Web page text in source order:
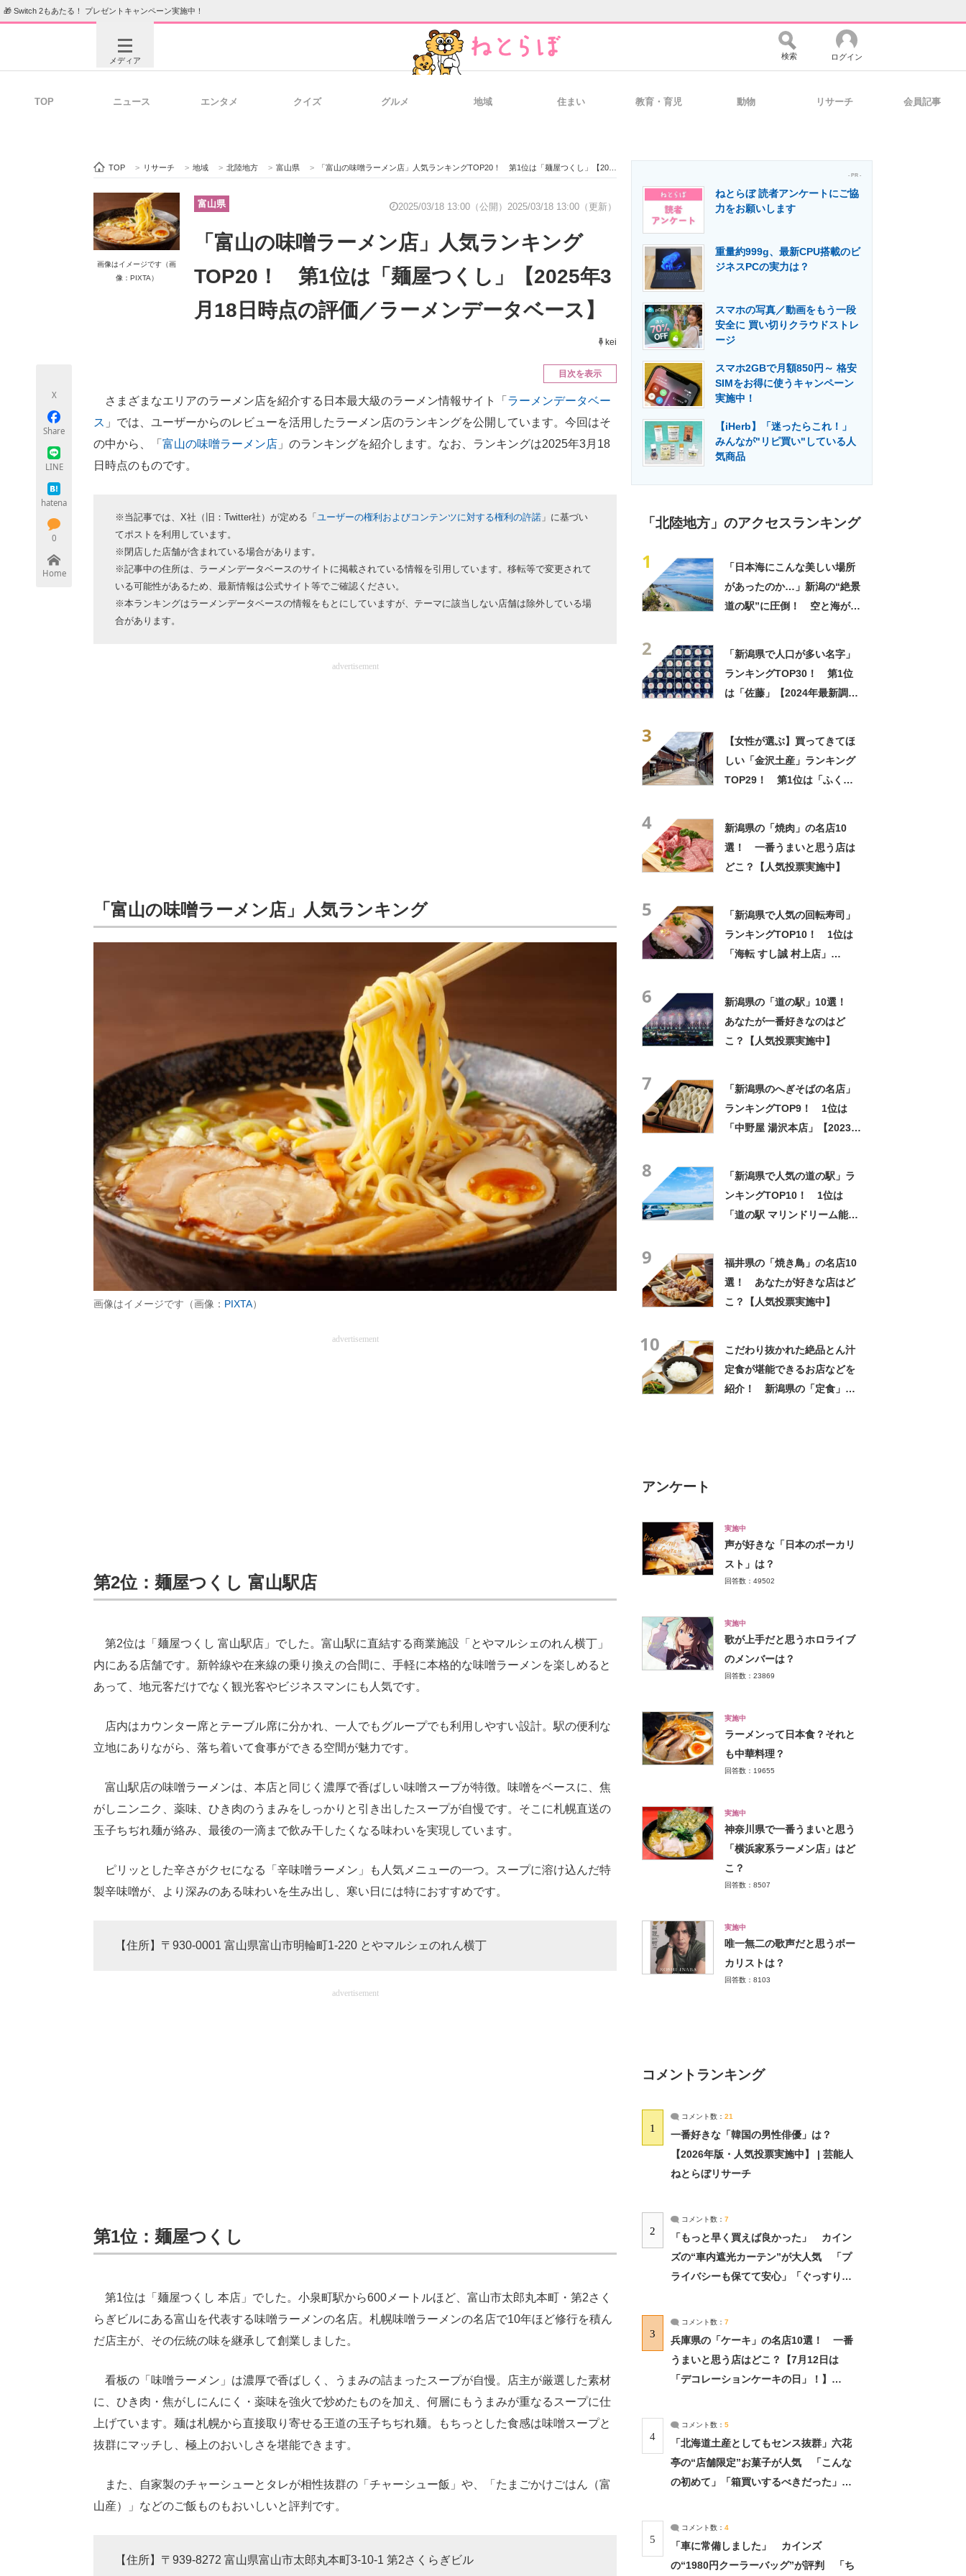
🎁 Switch 2もあたる！ プレゼントキャンペーン実施中！
メディア
ビジネスと働き方のヒント 経営リーダーのコミュニティ マーケ×ITの今がよく分かる
ITエンジニア向け専門サイト IT製品の技術・比較・事例 製造業のIT導入・活用を支援
エネルギーの専門メディア 建設×テクノロジーの最前線
ちょっと気になるネットの話題
検索 ログイン
TOP ニュース エンタメ クイズ グルメ 地域 住まい 教育・育児 動物 リサーチ 会員記事
TOP > リサーチ > 地域 > 北陸地方 > 富山県 > 「富山の味噌ラーメン店」人気ランキングTOP20！ 第1位は「麺屋つくし」【2025年3月18日時点の評価／ラーメンデータベース】
画像はイメージです（画
像：PIXTA）
富山県 2025/03/18 13:00（公開） 2025/03/18 13:00（更新）
「富山の味噌ラーメン店」人気ランキング
TOP20！ 第1位は「麺屋つくし」【2025年3
月18日時点の評価／ラーメンデータベース】
kei
X
Share
LINE
hatena
0
Home
目次を表示
さまざまなエリアのラーメン店を紹介する日本最大級のラーメン情報サイト「 ラーメンデータベー
ス 」では、ユーザーからのレビューを活用したラーメン店のランキングを公開しています。今回はそ
の中から、「 富山の味噌ラーメン店 」のランキングを紹介します。なお、ランキングは2025年3月18
日時点のものです。
※当記事では、X社（旧：Twitter社）が定める「 ユーザーの権利およびコンテンツに対する権利の許諾 」に基づい
てポストを利用しています。
※閉店した店舗が含まれている場合があります。
※記事中の住所は、ラーメンデータベースのサイトに掲載されている情報を引用しています。移転等で変更されて
いる可能性があるため、最新情報は公式サイト等でご確認ください。
※本ランキングはラーメンデータベースの情報をもとにしていますが、テーマに該当しない店舗は除外している場
合があります。
advertisement
「富山の味噌ラーメン店」人気ランキング
画像はイメージです（画像： PIXTA）
advertisement
第2位：麺屋つくし 富山駅店
第2位は「麺屋つくし 富山駅店」でした。富山駅に直結する商業施設「とやマルシェのれん横丁」
内にある店舗です。新幹線や在来線の乗り換えの合間に、手軽に本格的な味噌ラーメンを楽しめると
あって、地元客だけでなく観光客やビジネスマンにも人気です。
店内はカウンター席とテーブル席に分かれ、一人でもグループでも利用しやすい設計。駅の便利な
立地にありながら、落ち着いて食事ができる空間が魅力です。
富山駅店の味噌ラーメンは、本店と同じく濃厚で香ばしい味噌スープが特徴。味噌をベースに、焦
がしニンニク、薬味、ひき肉のうまみをしっかりと引き出したスープが自慢です。そこに札幌直送の
玉子ちぢれ麺が絡み、最後の一滴まで飲み干したくなる味わいを実現しています。
ピリッとした辛さがクセになる「辛味噌ラーメン」も人気メニューの一つ。スープに溶け込んだ特
製辛味噌が、より深みのある味わいを生み出し、寒い日には特におすすめです。
【住所】〒930-0001 富山県富山市明輪町1-220 とやマルシェのれん横丁
advertisement
第1位：麺屋つくし
第1位は「麺屋つくし 本店」でした。小泉町駅から600メートルほど、富山市太郎丸本町・第2さく
らぎビルにある富山を代表する味噌ラーメンの名店。札幌味噌ラーメンの名店で10年ほど修行を積ん
だ店主が、その伝統の味を継承して創業しました。
看板の「味噌ラーメン」は濃厚で香ばしく、うまみの詰まったスープが自慢。店主が厳選した素材
に、ひき肉・焦がしにんにく・薬味を強火で炒めたものを加え、何層にもうまみが重なるスープに仕
上げています。麺は札幌から直接取り寄せる王道の玉子ちぢれ麺。もちっとした食感は味噌スープと
抜群にマッチし、極上のおいしさを堪能できます。
また、自家製のチャーシューとタレが相性抜群の「チャーシュー飯」や、「たまごかけごはん（富
山産）」などのご飯ものもおいしいと評判です。
【住所】〒939-8272 富山県富山市太郎丸本町3-10-1 第2さくらぎビル
- PR -
ねとらぼ 読者アンケートにご協
力をお願いします
重量約999g、最新CPU搭載のビ
ジネスPCの実力は？
スマホの写真／動画をもう一段
安全に 買い切りクラウドストレ
ージ
スマホ2GBで月額850円～ 格安
SIMをお得に使うキャンペーン
実施中！
【iHerb】「迷ったらこれ！」
みんなが"リピ買い"している人
気商品
「北陸地方」のアクセスランキング
1
「日本海にこんな美しい場所
があったのか…」新潟の“絶景
道の駅”に圧倒！ 空と海が染
2
「新潟県で人口が多い名字」
ランキングTOP30！ 第1位
は「佐藤」【2024年最新調査
3
【女性が選ぶ】買ってきてほ
しい「金沢土産」ランキング
TOP29！ 第1位は「ふくさ
4
新潟県の「焼肉」の名店10
選！ 一番うまいと思う店は
どこ？【人気投票実施中】
5
「新潟県で人気の回転寿司」
ランキングTOP10！ 1位は
「海転 すし誠 村上店」
6
新潟県の「道の駅」10選！
あなたが一番好きなのはど
こ？【人気投票実施中】
7
「新潟県のへぎそばの名店」
ランキングTOP9！ 1位は
「中野屋 湯沢本店」【2023年
8
「新潟県で人気の道の駅」ラ
ンキングTOP10！ 1位は
「道の駅 マリンドリーム能
9
福井県の「焼き鳥」の名店10
選！ あなたが好きな店はど
こ？【人気投票実施中】
10
こだわり抜かれた絶品とん汁
定食が堪能できるお店などを
紹介！ 新潟県の「定食」の
アンケート
実施中
声が好きな「日本のボーカリ
スト」は？
回答数：49502
実施中
歌が上手だと思うホロライブ
のメンバーは？
回答数：23869
実施中
ラーメンって日本食？それと
も中華料理？
回答数：19655
実施中
神奈川県で一番うまいと思う
「横浜家系ラーメン店」はど
こ？
回答数：8507
実施中
唯一無二の歌声だと思うボー
カリストは？
回答数：8103
コメントランキング
1
コメント数： 21
一番好きな「韓国の男性俳優」は？
【2026年版・人気投票実施中】 | 芸能人
ねとらぼリサーチ
2
コメント数： 7
「もっと早く買えば良かった」 カイン
ズの“車内遮光カーテン”が大人気 「プ
ライバシーも保てて安心」「ぐっすり眠
3
コメント数： 7
兵庫県の「ケーキ」の名店10選！ 一番
うまいと思う店はどこ？【7月12日は
「デコレーションケーキの日」！】
4
コメント数： 5
「北海道土産としてもセンス抜群」六花
亭の“店舗限定”お菓子が人気 「こんな
の初めて」「箱買いするべきだった」
5
コメント数： 4
「車に常備しました」 カインズ
の“1980円クーラーバッグ”が評判 「ち